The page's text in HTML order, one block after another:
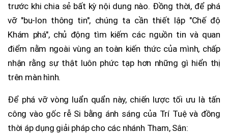
trước khi chia sẻ bất kỳ nội dung nào. Đồng thời, để phá
vỡ "bu-lon thông tin", chúng ta cần thiết lập "Chế độ
Khám phá", chủ động tìm kiếm các nguồn tin và quan
điểm nằm ngoài vùng an toàn kiến thức của mình, chấp
nhận rằng sự thật luôn phức tạp hơn những gì hiển thị
trên màn hình.
Để phá vỡ vòng luẩn quẩn này, chiến lược tối ưu là tấn
công vào gốc rễ Si bằng ánh sáng của Trí Tuệ và đồng
thời áp dụng giải pháp cho các nhánh Tham, Sân: